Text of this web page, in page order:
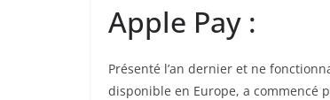
Apple Pay :
Présenté l’an dernier et ne
disponible en Europe, a commencé